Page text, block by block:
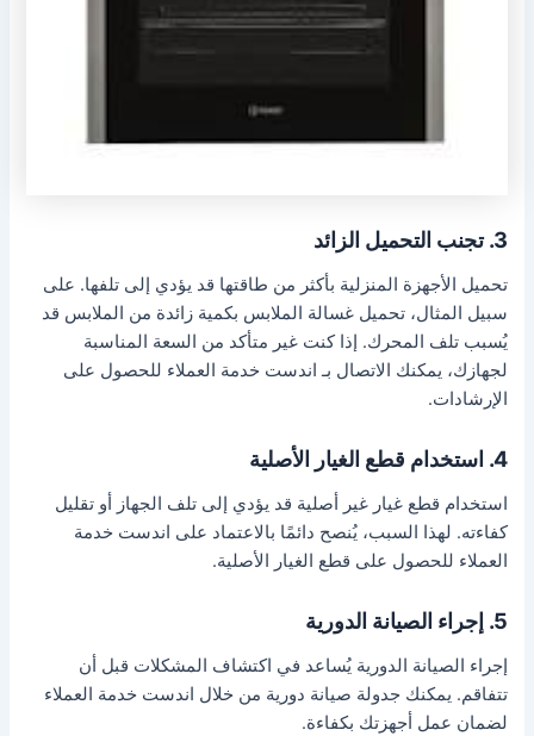
3. تجنب التحميل الزائد
تحميل الأجهزة المنزلية بأكثر من طاقتها قد يؤدي إلى تلفها. على
سبيل المثال، تحميل غسالة الملابس بكمية زائدة من الملابس قد
يُسبب تلف المحرك. إذا كنت غير متأكد من السعة المناسبة
لجهازك، يمكنك الاتصال بـ اندست خدمة العملاء للحصول على
الإرشادات.
4. استخدام قطع الغيار الأصلية
استخدام قطع غيار غير أصلية قد يؤدي إلى تلف الجهاز أو تقليل
كفاءته. لهذا السبب، يُنصح دائمًا بالاعتماد على اندست خدمة
العملاء للحصول على قطع الغيار الأصلية.
5. إجراء الصيانة الدورية
إجراء الصيانة الدورية يُساعد في اكتشاف المشكلات قبل أن
تتفاقم. يمكنك جدولة صيانة دورية من خلال اندست خدمة العملاء
لضمان عمل أجهزتك بكفاءة.